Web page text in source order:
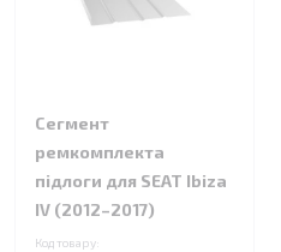
Сегмент
ремкомплекта
підлоги для SEAT Ibiza
IV (2012–2017)
Код товару: